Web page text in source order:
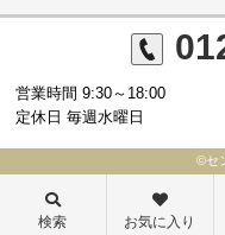
営業時間 9:30～18:00
定休日 毎週水曜日
©セ
検索 お気に入り